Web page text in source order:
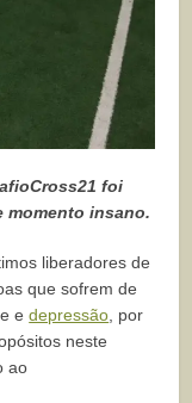
foi
momento insano.
liberadores de
que sofrem de
edepressão , por
neste
ao